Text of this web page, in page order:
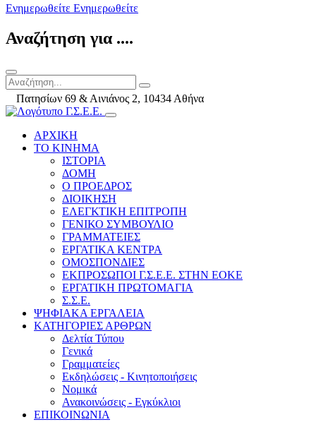
Ενημερωθείτε Ενημερωθείτε
Αναζήτηση για ....
Πατησίων 69 & Αινιάνος 2, 10434 Αθήνα
ΑΡΧΙΚΗ
ΤΟ ΚΙΝΗΜΑ
ΙΣΤΟΡΙΑ
ΔΟΜΗ
Ο ΠΡΟΕΔΡΟΣ
ΔΙΟΙΚΗΣΗ
ΕΛΕΓΚΤΙΚΗ ΕΠΙΤΡΟΠΗ
ΓΕΝΙΚΟ ΣΥΜΒΟΥΛΙΟ
ΓΡΑΜΜΑΤΕΙΕΣ
ΕΡΓΑΤΙΚΑ ΚΕΝΤΡΑ
ΟΜΟΣΠΟΝΔΙΕΣ
ΕΚΠΡΟΣΩΠΟΙ Γ.Σ.Ε.Ε. ΣΤΗΝ ΕΟΚΕ
ΕΡΓΑΤΙΚΗ ΠΡΩΤΟΜΑΓΙΑ
Σ.Σ.Ε.
ΨΗΦΙΑΚΑ ΕΡΓΑΛΕΙΑ
ΚΑΤΗΓΟΡΙΕΣ ΑΡΘΡΩΝ
Δελτία Τύπου
Γενικά
Γραμματείες
Εκδηλώσεις - Κινητοποιήσεις
Νομικά
Ανακοινώσεις - Εγκύκλιοι
ΕΠΙΚΟΙΝΩΝΙΑ